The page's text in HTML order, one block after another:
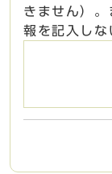
きません）
報を記入しな